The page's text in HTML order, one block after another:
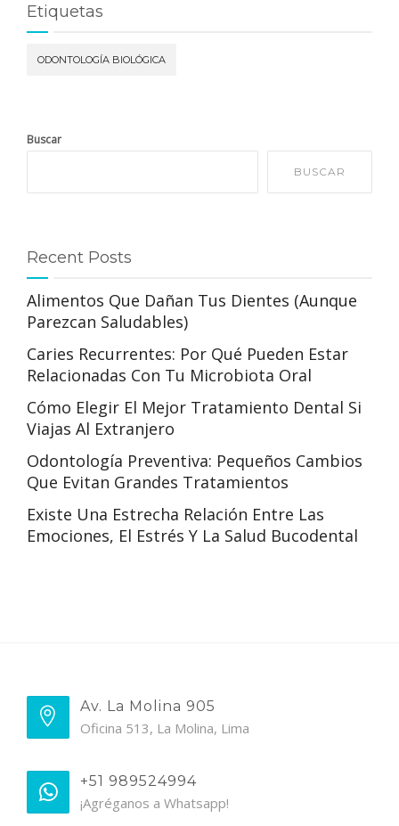
Etiquetas
ODONTOLOGÍA BIOLÓGICA
Buscar
BUSCAR
Recent Posts
Alimentos Que Dañan Tus Dientes (aunque
Parezcan Saludables)
Caries Recurrentes: Por Qué Pueden Estar
Relacionadas Con Tu Microbiota Oral
Cómo Elegir El Mejor Tratamiento Dental Si
Viajas Al Extranjero
Odontología Preventiva: Pequeños Cambios
Que Evitan Grandes Tratamientos
Existe Una Estrecha Relación Entre Las
Emociones, El Estrés Y La Salud Bucodental
Av. La Molina 905
Oficina 513, La Molina, Lima
+51 989524994
¡Agréganos a Whatsapp!